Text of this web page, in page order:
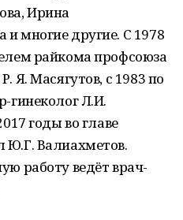
Ирина
многие другие. С 1978
райкома профсоюза
Я. Масягутов, с 1983 по
гинеколог Л.И.
годы во главе
Ю.Г. Валиахметов.
работу ведёт врач-